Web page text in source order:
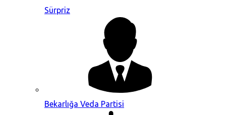
Sürpriz
Bekarlığa Veda Partisi